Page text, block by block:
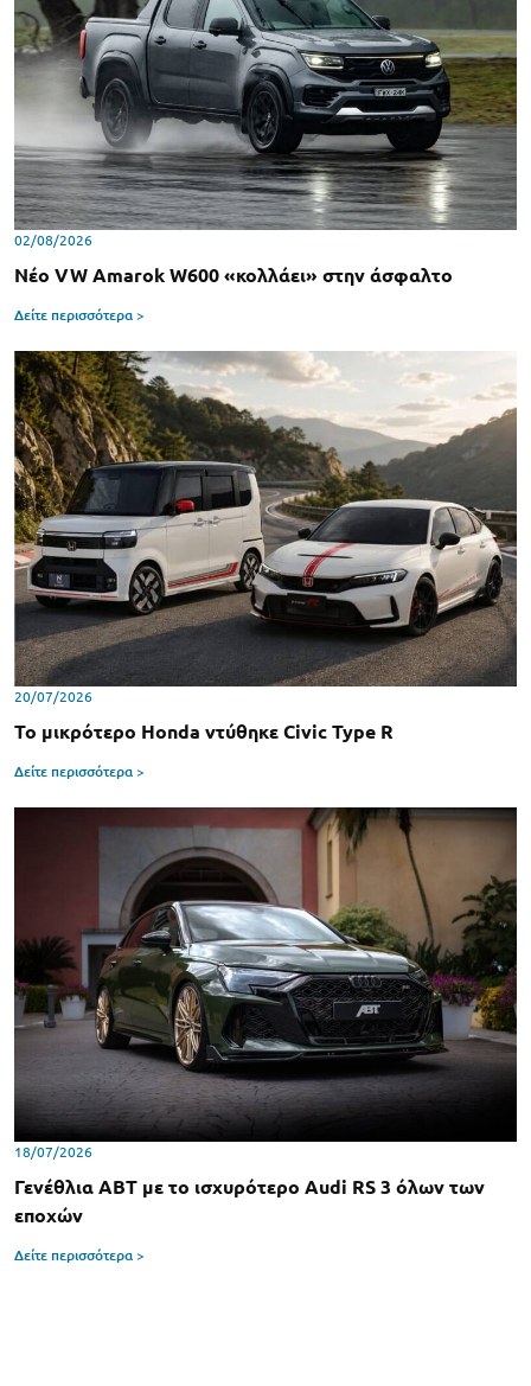
02/08/2026
Νέο VW Amarok W600 «κολλάει» στην άσφαλτο
Δείτε περισσότερα >
20/07/2026
Το μικρότερο Honda ντύθηκε Civic Type R
Δείτε περισσότερα >
18/07/2026
Γενέθλια ABT με το ισχυρότερο Audi RS 3 όλων των
εποχών
Δείτε περισσότερα >